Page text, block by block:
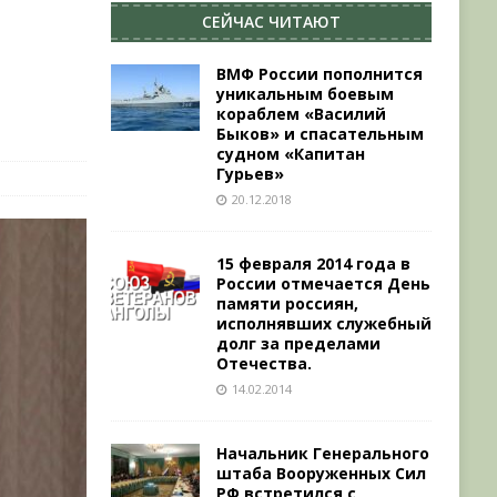
СЕЙЧАС ЧИТАЮТ
ВМФ России пополнится
уникальным боевым
кораблем «Василий
Быков» и спасательным
судном «Капитан
Гурьев»
20.12.2018
15 февраля 2014 года в
России отмечается День
памяти россиян,
исполнявших служебный
долг за пределами
Отечества.
14.02.2014
Начальник Генерального
штаба Вооруженных Сил